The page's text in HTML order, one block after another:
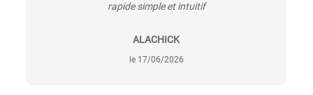
rapide simple et intuitif
ALACHICK
le 17/06/2026